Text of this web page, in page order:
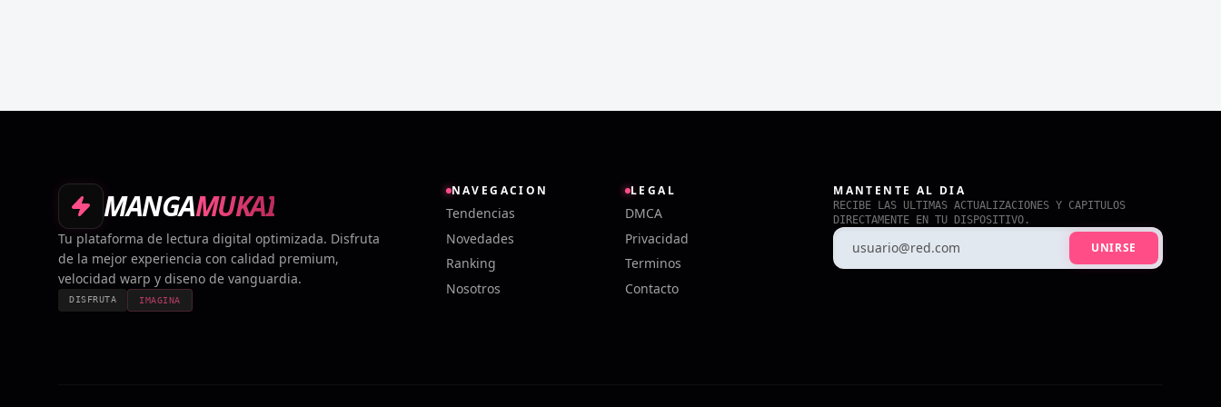
MANGAMUKAI
Tu plataforma de lectura digital optimizada. Disfruta
de la mejor experiencia con calidad premium,
velocidad warp y diseno de vanguardia.
DISFRUTA IMAGINA
NAVEGACION
Tendencias
Novedades
Ranking
Nosotros
LEGAL
DMCA
Privacidad
Terminos
Contacto
MANTENTE AL DIA
RECIBE LAS ULTIMAS ACTUALIZACIONES Y CAPITULOS
DIRECTAMENTE EN TU DISPOSITIVO.
UNIRSE